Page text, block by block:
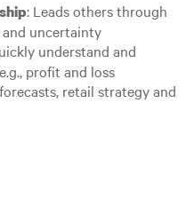
: Leads others through
and uncertainty
understand and
profit and loss
retail strategy and